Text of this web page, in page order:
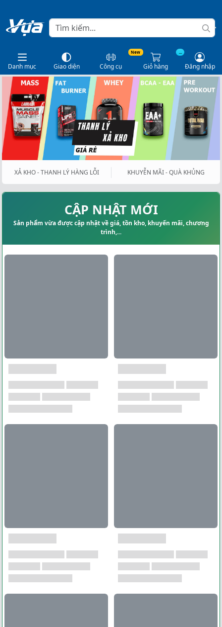
Danh mục Giao diện
New
Công cụ
...
Giỏ hàng Đăng nhập
XẢ KHO - THANH LÝ HÀNG LỖI KHUYỄN MÃI - QUÀ KHỦNG
CẬP NHẬT MỚI
Sản phẩm vừa được cập nhật về giá, tồn kho, khuyến mãi, chương
trình,...